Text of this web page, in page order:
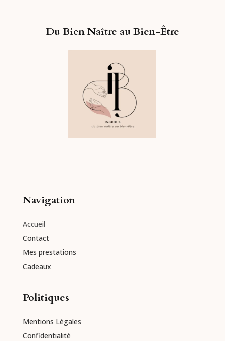
Du Bien Naître au Bien-Être
Navigation
Accueil
Contact
Mes prestations
Cadeaux
Politiques
Mentions Légales
Confidentialité